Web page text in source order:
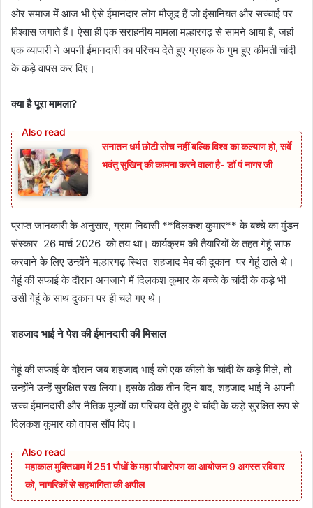
ओर समाज में आज भी ऐसे ईमानदार लोग मौजूद हैं जो इंसानियत और सच्चाई पर
विश्वास जगाते हैं। ऐसा ही एक सराहनीय मामला मल्हारगढ़ से सामने आया है, जहां
एक व्यापारी ने अपनी ईमानदारी का परिचय देते हुए ग्राहक के गुम हुए कीमती चांदी
के कड़े वापस कर दिए।
क्या है पूरा मामला?
सनातन धर्म छोटी सोच नहीं बल्कि विश्व का कल्याण हो, सर्वे
भवंतु सुखिन् की कामना करने वाला है- डॉ पं नागर जी
प्राप्त जानकारी के अनुसार, ग्राम निवासी **दिलकश कुमार** के बच्चे का मुंडन
संस्कार 26 मार्च 2026 को तय था। कार्यक्रम की तैयारियों के तहत गेहूं साफ
करवाने के लिए उन्होंने मल्हारगढ़ स्थित शहजाद मेव की दुकान पर गेहूं डाले थे।
गेहूं की सफाई के दौरान अनजाने में दिलकश कुमार के बच्चे के चांदी के कड़े भी
उसी गेहूं के साथ दुकान पर ही चले गए थे।
शहजाद भाई ने पेश की ईमानदारी की मिसाल
गेहूं की सफाई के दौरान जब शहजाद भाई को एक कीलो के चांदी के कड़े मिले, तो
उन्होंने उन्हें सुरक्षित रख लिया। इसके ठीक तीन दिन बाद, शहजाद भाई ने अपनी
उच्च ईमानदारी और नैतिक मूल्यों का परिचय देते हुए वे चांदी के कड़े सुरक्षित रूप से
दिलकश कुमार को वापस सौंप दिए।
महाकाल मुक्तिधाम में 251 पौधों के महा पौधारोपण का आयोजन 9 अगस्त रविवार
को, नागरिकों से सहभागिता की अपील